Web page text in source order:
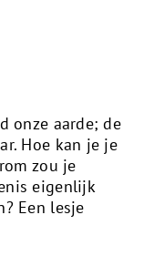
onze aarde; de
Hoe kan je je
zou je
eigenlijk
Een lesje